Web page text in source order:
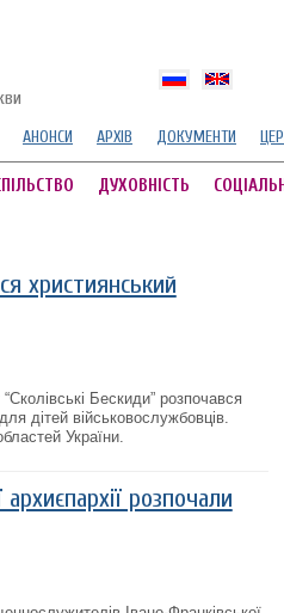
АНОНСИ АРХІВ ДОКУМЕНТИ
ДУХОВНІСТЬ
християнський
Бескиди” розпочався
дітей військовослужбовців.
України.
розпочали